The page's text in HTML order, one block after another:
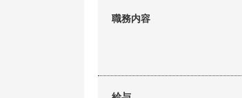
職務内容